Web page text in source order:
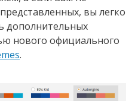
вы легко
дополнительных
нового официального
.